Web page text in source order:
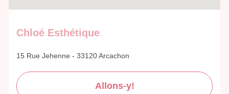
Chloé Esthétique
15 Rue Jehenne - 33120 Arcachon
Allons-y!